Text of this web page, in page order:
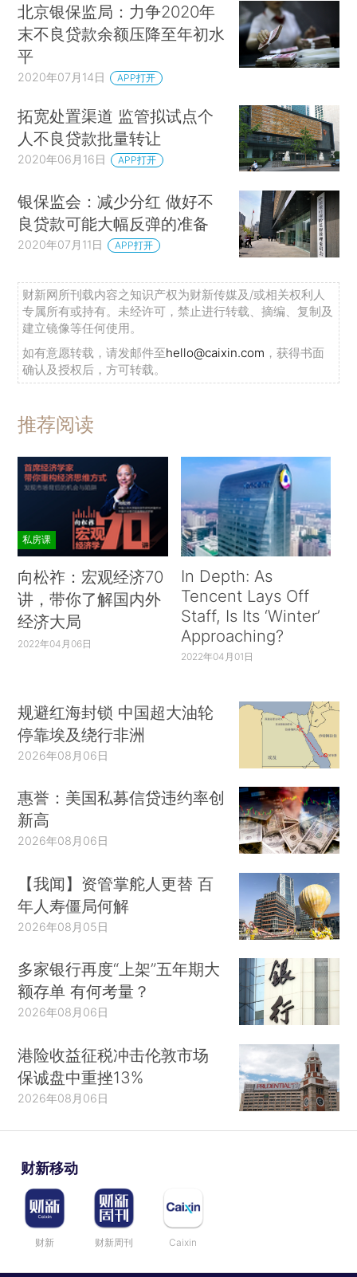
北京银保监局：力争2020年
末不良贷款余额压降至年初水
平
2020年07月14日 APP打开
拓宽处置渠道 监管拟试点个
人不良贷款批量转让
2020年06月16日 APP打开
银保监会：减少分红 做好不
良贷款可能大幅反弹的准备
2020年07月11日 APP打开
财新网所刊载内容之知识产权为财新传媒及/或相关权利人
专属所有或持有。未经许可，禁止进行转载、摘编、复制及
建立镜像等任何使用。
如有意愿转载，请发邮件至hello@caixin.com ，获得书面
确认及授权后，方可转载。
推荐阅读
私房课
向松祚：宏观经济70
讲，带你了解国内外
经济大局
2022年04月06日
In Depth: As
Tencent Lays Off
Staff, Is Its ‘Winter’
Approaching?
2022年04月01日
规避红海封锁 中国超大油轮
停靠埃及绕行非洲
2026年08月06日
惠誉：美国私募信贷违约率创
新高
2026年08月06日
【我闻】资管掌舵人更替 百
年人寿僵局何解
2026年08月05日
多家银行再度“上架”五年期大
额存单 有何考量？
2026年08月06日
港险收益征税冲击伦敦市场
保诚盘中重挫13%
2026年08月06日
财新移动
财新 财新周刊 Caixin